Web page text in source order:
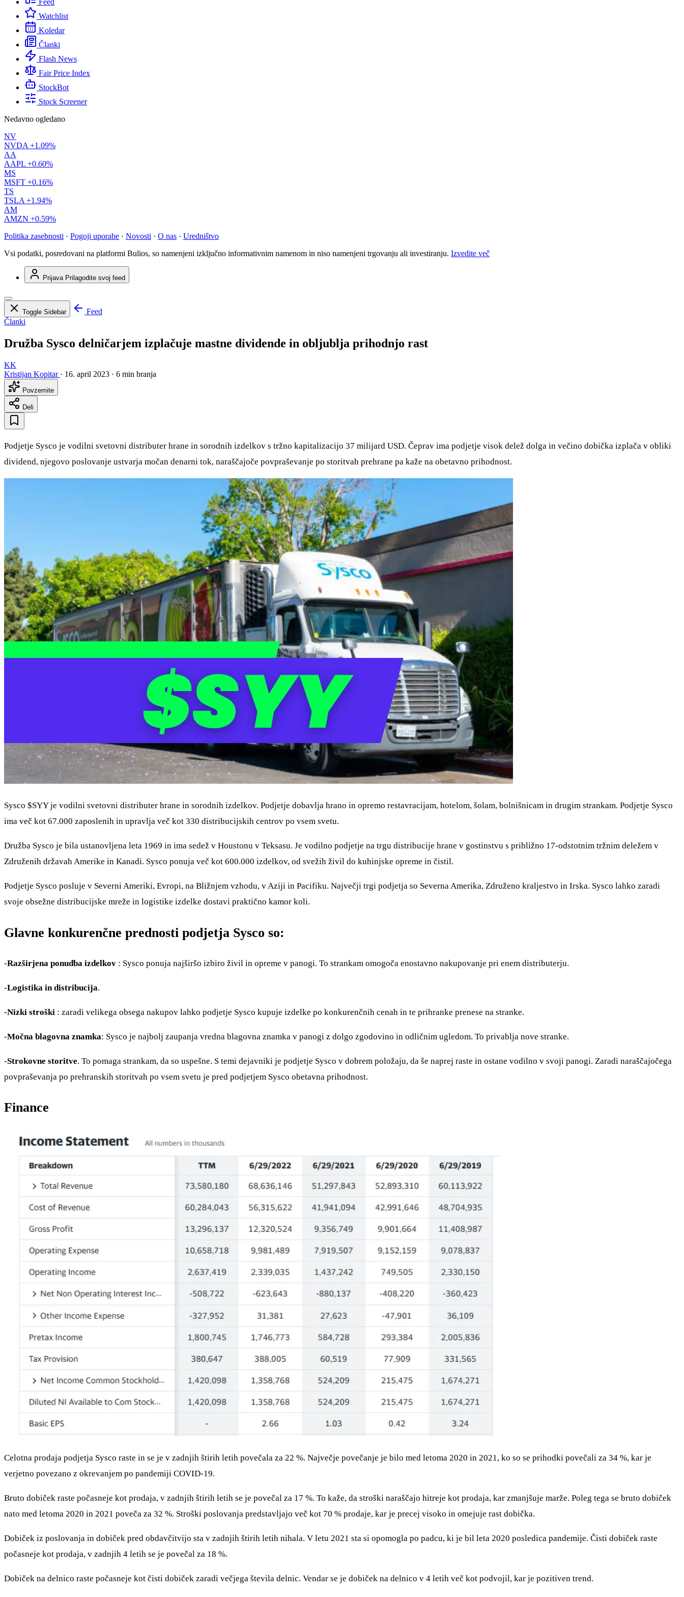
Feed
Watchlist
Koledar
Članki
Flash News
Fair Price Index
StockBot
Stock Screener
Nedavno ogledano
NV
NVDA +1.09%
AA
AAPL +0.60%
MS
MSFT +0.16%
TS
TSLA +1.94%
AM
AMZN +0.59%
Politika zasebnosti · Pogoji uporabe · Novosti · O nas · Uredništvo
Vsi podatki, posredovani na platformi Bulios, so namenjeni izključno informativnim namenom in niso namenjeni trgovanju ali investiranju. Izvedite več
Prijava Prilagodite svoj feed
Toggle Sidebar
Feed
Članki
Družba Sysco delničarjem izplačuje mastne dividende in obljublja prihodnjo rast
KK
Kristijan Kopitar · 16. april 2023 · 6 min branja
Povzemite
Deli
Podjetje Sysco je vodilni svetovni distributer hrane in sorodnih izdelkov s tržno kapitalizacijo 37 milijard USD. Čeprav ima podjetje visok delež dolga in večino dobička izplača v obliki
dividend, njegovo poslovanje ustvarja močan denarni tok, naraščajoče povpraševanje po storitvah prehrane pa kaže na obetavno prihodnost.
Sysco $SYYje vodilni svetovni distributer hrane in sorodnih izdelkov. Podjetje dobavlja hrano in opremo restavracijam, hotelom, šolam, bolnišnicam in drugim strankam. Podjetje Sysco
ima več kot 67.000 zaposlenih in upravlja več kot 330 distribucijskih centrov po vsem svetu.
Družba Sysco je bila ustanovljena leta 1969 in ima sedež v Houstonu v Teksasu. Je vodilno podjetje na trgu distribucije hrane v gostinstvu s približno 17-odstotnim tržnim deležem v
Združenih državah Amerike in Kanadi. Sysco ponuja več kot 600.000 izdelkov, od svežih živil do kuhinjske opreme in čistil.
Podjetje Sysco posluje v Severni Ameriki, Evropi, na Bližnjem vzhodu, v Aziji in Pacifiku. Največji trgi podjetja so Severna Amerika, Združeno kraljestvo in Irska. Sysco lahko zaradi
svoje obsežne distribucijske mreže in logistike izdelke dostavi praktično kamor koli.
Glavne konkurenčne prednosti podjetja Sysco so:
-Razširjena ponudba izdelkov : Sysco ponuja najširšo izbiro živil in opreme v panogi. To strankam omogoča enostavno nakupovanje pri enem distributerju.
-Logistika in distribucija.
-Nizki stroški : zaradi velikega obsega nakupov lahko podjetje Sysco kupuje izdelke po konkurenčnih cenah in te prihranke prenese na stranke.
-Močna blagovna znamka: Sysco je najbolj zaupanja vredna blagovna znamka v panogi z dolgo zgodovino in odličnim ugledom. To privablja nove stranke.
-Strokovne storitve. To pomaga strankam, da so uspešne. S temi dejavniki je podjetje Sysco v dobrem položaju, da še naprej raste in ostane vodilno v svoji panogi. Zaradi naraščajočega
povpraševanja po prehranskih storitvah po vsem svetu je pred podjetjem Sysco obetavna prihodnost.
Finance
Celotna prodaja podjetja Sysco raste in se je v zadnjih štirih letih povečala za 22 %. Največje povečanje je bilo med letoma 2020 in 2021, ko so se prihodki povečali za 34 %, kar je
verjetno povezano z okrevanjem po pandemiji COVID-19.
Bruto dobiček raste počasneje kot prodaja, v zadnjih štirih letih se je povečal za 17 %. To kaže, da stroški naraščajo hitreje kot prodaja, kar zmanjšuje marže. Poleg tega se bruto dobiček
nato med letoma 2020 in 2021 poveča za 32 %. Stroški poslovanja predstavljajo več kot 70 % prodaje, kar je precej visoko in omejuje rast dobička.
Dobiček iz poslovanja in dobiček pred obdavčitvijo sta v zadnjih štirih letih nihala. V letu 2021 sta si opomogla po padcu, ki je bil leta 2020 posledica pandemije. Čisti dobiček raste
počasneje kot prodaja, v zadnjih 4 letih se je povečal za 18 %.
Dobiček na delnico raste počasneje kot čisti dobiček zaradi večjega števila delnic. Vendar se je dobiček na delnico v 4 letih več kot podvojil, kar je pozitiven trend.